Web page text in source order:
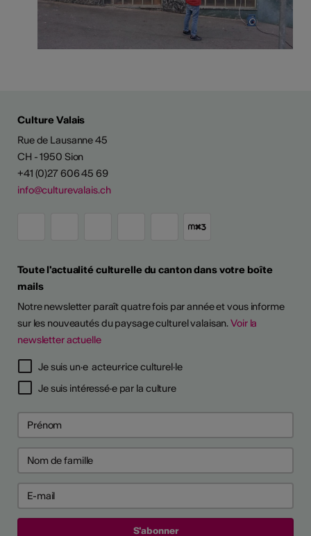
D'ARTISTES
Culture Valais
Rue de Lausanne 45
CH - 1950 Sion
+41 (0)27 606 45 69
info@culturevalais.ch
Toute l'actualité culturelle du canton dans votre boîte
mails
Notre newsletter paraît quatre fois par année et vous informe
sur les nouveautés du paysage culturel valaisan.Voir la
newsletter actuelle
Je suis un·e acteur·rice culturel·le
Je suis intéressé·e par la culture